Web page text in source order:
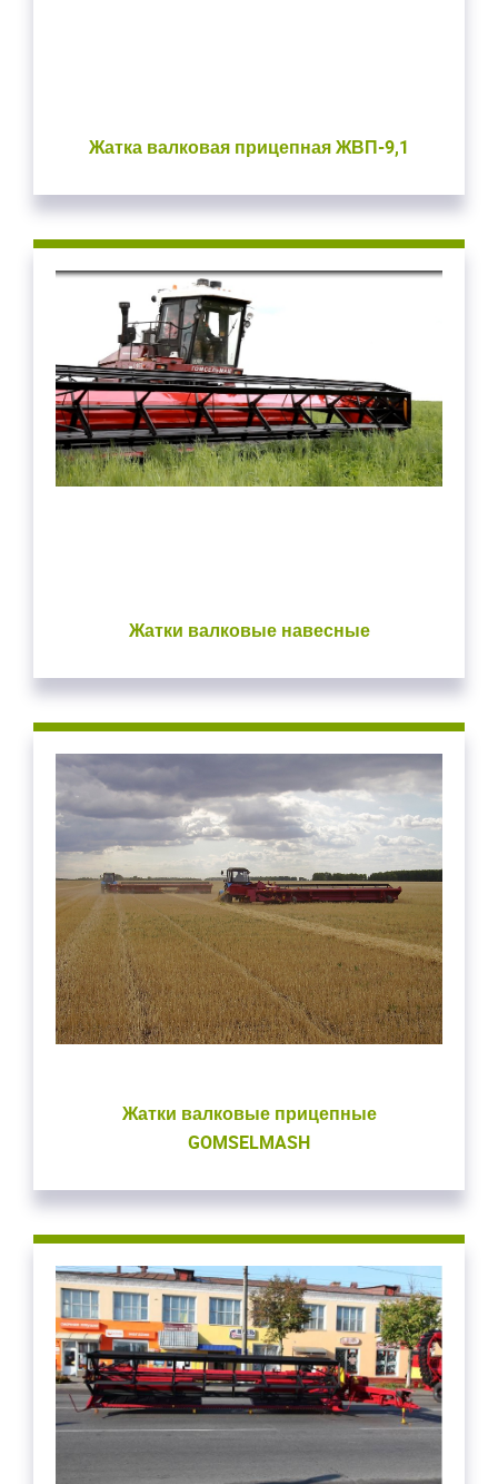
Жатка валковая прицепная ЖВП-9,1
Жатки валковые навесные
Жатки валковые прицепные
GOMSELMASH
Закрыть окно
Войдите
Для входа на сайт, введите ваш логин и пароль
Забыли пароль?
ВОЙТИ